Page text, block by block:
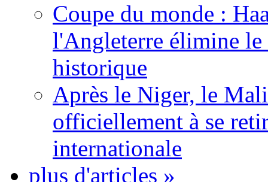
Coupe du monde :
l'Angleterre élimine
historique
Après le Niger, le
officiellement à se
internationale
plus d'articles »